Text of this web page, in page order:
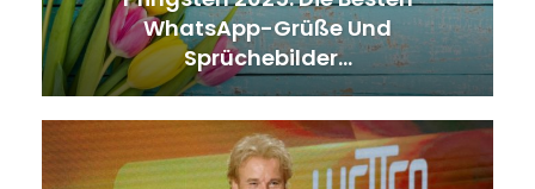
WhatsApp-Grüße Und
Sprüchebilder…